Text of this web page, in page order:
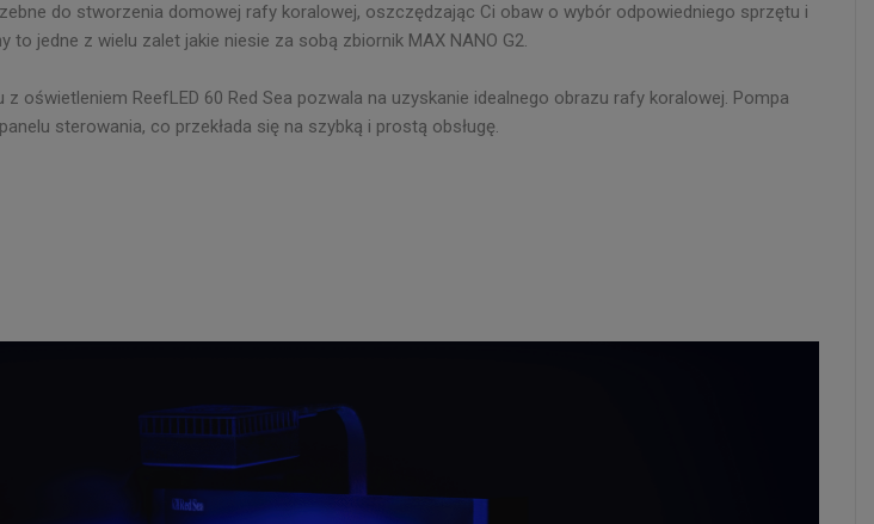
do stworzenia domowej rafy koralowej, oszczędzając Ci obaw o wybór odpowiedniego sprzętu i
jedne z wielu zalet jakie niesie za sobą zbiornik MAX NANO G2.
oświetleniem ReefLED 60 Red Sea pozwala na uzyskanie idealnego obrazu rafy koralowej. Pompa
sterowania, co przekłada się na szybką i prostą obsługę.